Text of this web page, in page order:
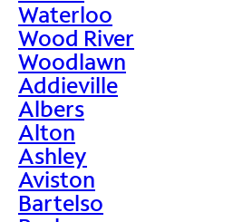
Waterloo
Wood River
Woodlawn
Addieville
Albers
Alton
Ashley
Aviston
Bartelso